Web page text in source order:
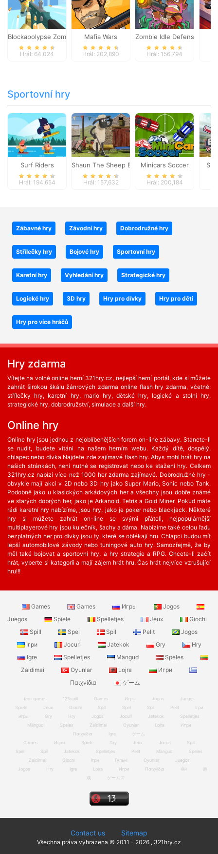
Blockapolypse Zombie Shooter
Hrál: 64,024
Mafia Wars
Hrál: 202,890
Zombie Idle Defense
Hrál: 156,794
Sportovní hry
Surf Riders
Hrál: 194,654
Shaun The Sheep Baahmy Golf
Hrál: 157,632
Minicars Soccer
Hrál: 200,184
Zábavné hry Závodní hry Dobrodružné hry
Střílečky hry Bojové hry Sportovní hry
Karetní hry Vyhledání hry Strategické hry
Logické hry 3D hry Hry pro dívky Hry pro děti
Hry pro více hráčů
Hry zdarma
Vítejte na volné online herní 321hry.cz, nejlepší herní portál, kde si můžete
zahrát širokou škálu žánrových zdarma online flash hry zdarma, včetně:
střílečky hry, karetní hry, mario hry, dětské hry, logické a stolní hry,
strategické hry, dobrodružství, simulace a další hry.
Online hry
Online hry jsou jednou z nejoblíbenějších forem on-line zábavy. Stanete-li
se nudit, budete vítáni na našem herním webu. Každý dítě, dospělý,
chlapec nebo dívka Najdete zde zajímavé flash hry. Abys mohl hrát hry na
našich stránkách, není nutné se registrovat nebo ke stažení hry. Celkem
321hry.cz nabízí více než 1000 her zdarma zajímavé. Dobrodružné hry -
obvykle mají akci v 2D nebo 3D hry jako Super Mario, Sonic nebo Tank.
Podobně jako u klasických arkádových her a všechny jsou dobře známé
ve starých dobrých her, jako je Arkanoid, Tetris a Gold Miner. Pokud máte
rádi karetní hry nabízíme, jsou hry, jako je poker nebo blackjack. Některé
hry si můžete zahrát on-line se svými přáteli, nejpopulárnější
multiplayerové hry jsou kulečník, šachy a dáma. Nabízíme také celou řadu
bezplatných her ​​pro dívky jsou ty, které se oblékají hru. Chlapci budou mít
lepší automobilové závody nebo tuningové auto hry. Samozřejmě, že by
měl také bojovat a sportovní hry, a hry strategie a RPG. Chcete-li začít
hrát, vyberte si kategorii a mají zájem hrát hru. Čas hrát nejvíce vzrušující
hru!!!
Games Games Игры
Jogos
Juegos
Spiele Spelletjes Jeux
Giochi
Spill
Spel Spil Pelit
Jogos
Ігри
Jocuri Jatekok Gry
Hry
Igre
Spelletjes Mängud
Speles
Zaidimai
Oyunlar Lojra
Игри
Παιχνίδια
ゲーム
free games 123spill Games Игры Jogos
Juegos
Spiele
Jeux Giochi Spill Spel Spil Pelit
Ігри
игры
Gry Hry Jogos Jocuri Jatekok
Spelletjes
Mängud
Speles Zaidimai Oyunlar Lojra
Игри
Παιχνίδια
Igre
ゲーム
Games
Игры Spiele Gry Jeux Jocuri
Spill
Spel
Spil Jatekok Spelletjes Pelit Mängud
Speles
Zaidimai
Giochi Ігри Гульні Oyunlar
Juegos
Jogos
Hry Igre Lojra Игри Παιχνίδια खेल
游
戏
ゲームズ
Contact us Sitemap
Všechna práva vyhrazena © 2011 - 2026 , 321hry.cz